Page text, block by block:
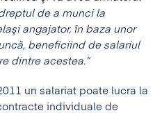
de a munci la
angajator, în baza unor
beneficiind de salariul
dintre acestea.”
un salariat poate lucra la
individuale de